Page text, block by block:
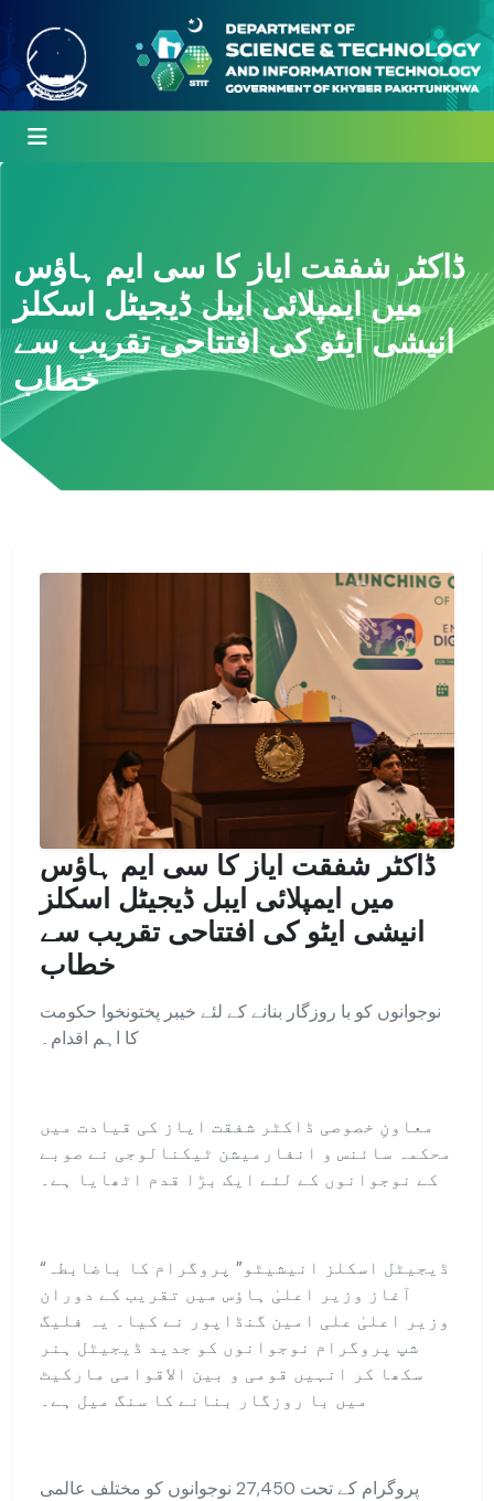
ڈاکٹر شفقت ایاز کا سی ایم ہاؤس
میں ایمپلائی ایبل ڈیجیٹل اسکلز
انیشی ایٹو کی افتتاحی تقریب سے
خطاب
ڈاکٹر شفقت ایاز کا سی ایم ہاؤس
میں ایمپلائی ایبل ڈیجیٹل اسکلز
انیشی ایٹو کی افتتاحی تقریب سے
خطاب
نوجوانوں کو با روزگار بنانے کے لئے خیبر پختونخوا حکومت
معاونِ خصوصی ڈاکٹر شفقت ایاز کی قیادت میں
محکمہ سائنس و انفارمیشن ٹیکنالوجی نے صوبے
“ڈیجیٹل اسکلز انیشیٹو” پروگرام کا باضابطہ
آغاز وزیر اعلیٰ ہاؤس میں تقریب کے دوران
وزیر اعلیٰ علی امین گنڈاپور نے کیا۔ یہ فلیگ
شپ پروگرام نوجوانوں کو جدید ڈیجیٹل ہنر
سکھا کر انہیں قومی و بین الاقوامی مارکیٹ
میں با روزگار بنانے کا سنگ میل ہے۔
پروگرام کے تحت 27,450 نوجوانوں کو مختلف عالمی